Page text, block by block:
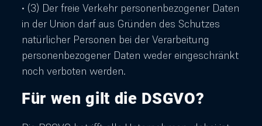
• (3) Der freie Verkehr personenbezogener Daten
in der Union darf aus Gründen des Schutzes
natürlicher Personen bei der Verarbeitung
personenbezogener Daten weder eingeschränkt
noch verboten werden.
Für wen gilt die DSGVO?